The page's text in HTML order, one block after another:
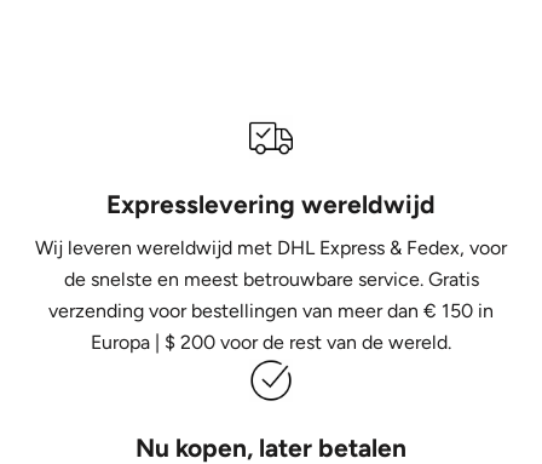
Expresslevering wereldwijd
Wij leveren wereldwijd met DHL Express & Fedex, voor
de snelste en meest betrouwbare service. Gratis
verzending voor bestellingen van meer dan € 150 in
Europa | $ 200 voor de rest van de wereld.
Nu kopen, later betalen